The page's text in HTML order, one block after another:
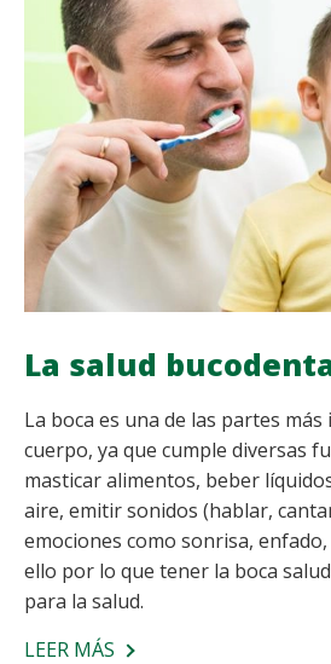
La salud
La boca es una de las partes
cuerpo, ya que cumple diversas
masticar alimentos, beber
aire, emitir sonidos (hablar,
emociones como sonrisa,
ello por lo que tener la boca
para la salud.
LEER MÁS SOBRE